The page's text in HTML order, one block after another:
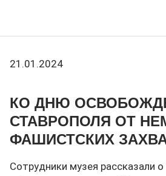
21.01.2024
КО ДНЮ
СТАВРОПОЛЯ ОТ
ФАШИСТСКИХ
Сотрудники музея рассказали